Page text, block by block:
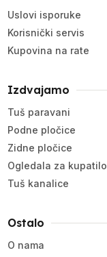
Uslovi isporuke
Korisnički servis
Kupovina na rate
Izdvajamo
Tuš paravani
Podne pločice
Zidne pločice
Ogledala za kupatilo
Tuš kanalice
Ostalo
O nama